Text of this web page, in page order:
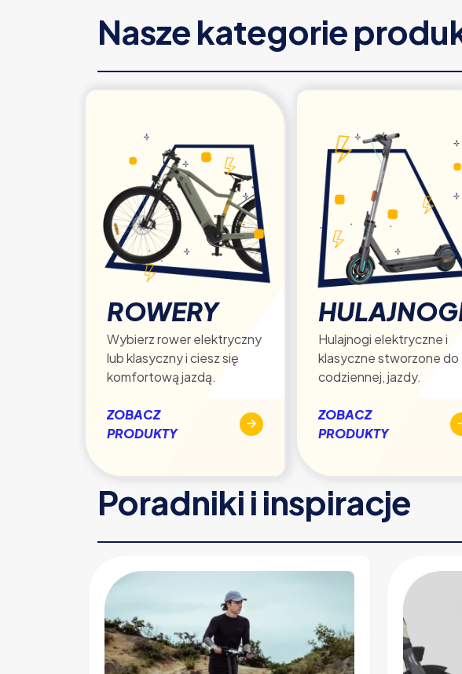
Nasze kategorie
ROWERY
Wybierz rower elektryczny
lub klasyczny i ciesz się
komfortową jazdą.
ZOBACZ
PRODUKTY
Hulajnogi elektryczne i
klasyczne stworzone do
codziennej, jazdy.
ZOBACZ
PRODUKTY
Poradniki i inspiracje